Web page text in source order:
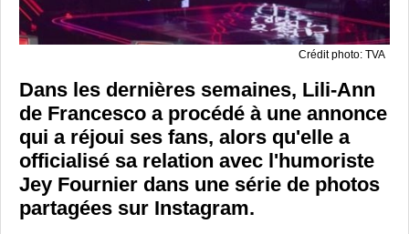
Crédit photo: TVA
Dans les dernières semaines, Lili-Ann
de Francesco a procédé à une annonce
qui a réjoui ses fans, alors qu'elle a
officialisé sa relation avec l'humoriste
Jey Fournier dans une série de photos
partagées sur Instagram.